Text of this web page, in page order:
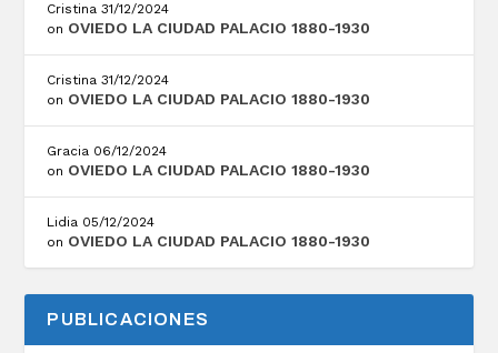
Cristina 31/12/2024
on OVIEDO LA CIUDAD PALACIO 1880-1930
Cristina 31/12/2024
on OVIEDO LA CIUDAD PALACIO 1880-1930
Gracia 06/12/2024
on OVIEDO LA CIUDAD PALACIO 1880-1930
Lidia 05/12/2024
on OVIEDO LA CIUDAD PALACIO 1880-1930
PUBLICACIONES